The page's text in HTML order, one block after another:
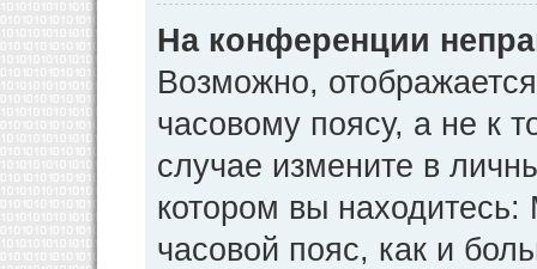
На конференции
Возможно,
часовому поясу, а не к
случае измените в
котором вы находитесь:
часовой пояс, как и